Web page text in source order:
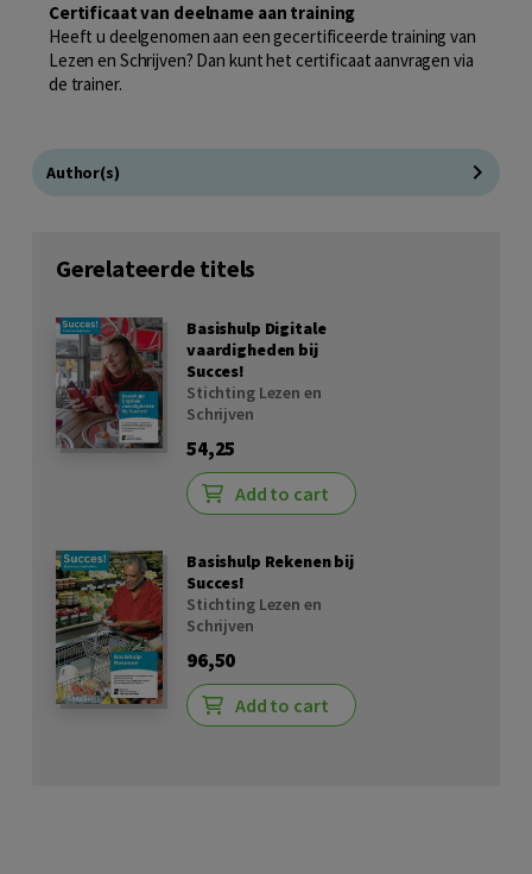
Certificaat van deelname aan training
Heeft u deelgenomen aan een gecertificeerde training van
Lezen en Schrijven? Dan kunt het certificaat aanvragen via
de trainer.
Author(s)
Gerelateerde titels
Basishulp Digitale
vaardigheden bij
Succes!
Stichting Lezen en
Schrijven
54,25
Add to cart
Basishulp Rekenen bij
Succes!
Stichting Lezen en
Schrijven
96,50
Add to cart